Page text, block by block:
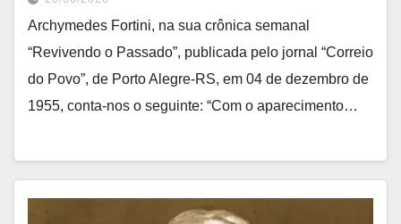
Archymedes Fortini, na sua crônica semanal
“Revivendo o Passado”, publicada pelo jornal “Correio
do Povo”, de Porto Alegre-RS, em 04 de dezembro de
1955, conta-nos o seguinte: “Com o aparecimento…